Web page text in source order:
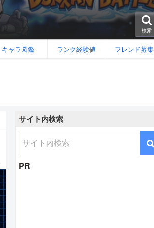
検索
キャラ図鑑 ランク経験値 フレンド募集
サイト内検索
PR